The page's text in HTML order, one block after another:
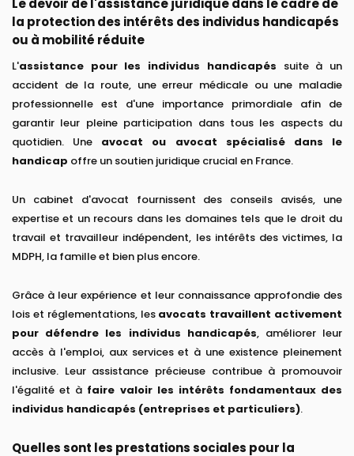
Le devoir de l'assistance juridique dans le cadre de
la protection des intérêts des individus handicapés
ou à mobilité réduite
L'assistance pour les individus handicapés suite à un
accident de la route, une erreur médicale ou une maladie
professionnelle est d'une importance primordiale afin de
garantir leur pleine participation dans tous les aspects du
quotidien. Une avocat ou avocat spécialisé dans le
handicap offre un soutien juridique crucial en France.
Un cabinet d'avocat fournissent des conseils avisés, une
expertise et un recours dans les domaines tels que le droit du
travail et travailleur indépendent, les intérêts des victimes, la
MDPH, la famille et bien plus encore.
Grâce à leur expérience et leur connaissance approfondie des
lois et réglementations, lesavocats travaillent activement
pour défendre les individus handicapés, améliorer leur
accès à l'emploi, aux services et à une existence pleinement
inclusive. Leur assistance précieuse contribue à promouvoir
l'égalité et à faire valoir les intérêts fondamentaux des
individus handicapés (entreprises et particuliers).
Quelles sont les prestations sociales pour la